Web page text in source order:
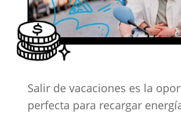
Salir de vacaciones es la
perfecta para recargar